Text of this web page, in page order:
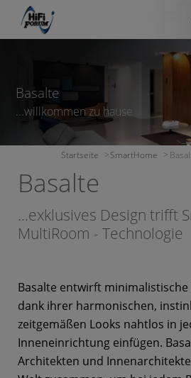
Basalte
...willkommen zu hause
Startseite SmartHome
Basalte
...exklusives Design trifft
MultiRoom - Technologie
Basalte entwirft
dank ihrer harmonischen,
zeitgemäßen Looks nahtlos in
Inneneinrichtung einfügen.
Architekten und